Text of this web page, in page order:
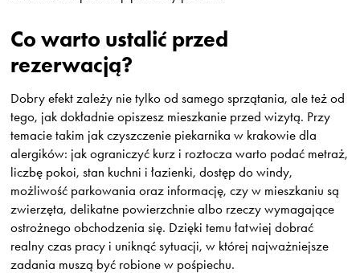
Co warto ustalić przed
rezerwacją?
Dobry efekt zależy nie tylko od samego sprzątania, ale też od
tego, jak dokładnie opiszesz mieszkanie przed wizytą. Przy
temacie takim jak czyszczenie piekarnika w krakowie dla
alergików: jak ograniczyć kurz i roztocza warto podać metraż,
liczbę pokoi, stan kuchni i łazienki, dostęp do windy,
możliwość parkowania oraz informację, czy w mieszkaniu są
zwierzęta, delikatne powierzchnie albo rzeczy wymagające
ostrożnego obchodzenia się. Dzięki temu łatwiej dobrać
realny czas pracy i uniknąć sytuacji, w której najważniejsze
zadania muszą być robione w pośpiechu.